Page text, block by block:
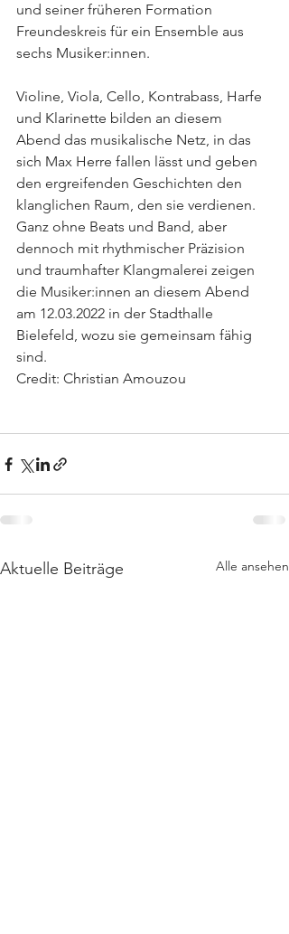
und seiner früheren Formation
Freundeskreis für ein Ensemble aus
sechs Musiker:innen.
Violine, Viola, Cello, Kontrabass, Harfe
und Klarinette bilden an diesem
Abend das musikalische Netz, in das
sich Max Herre fallen lässt und geben
den ergreifenden Geschichten den
klanglichen Raum, den sie verdienen.
Ganz ohne Beats und Band, aber
dennoch mit rhythmischer Präzision
und traumhafter Klangmalerei zeigen
die Musiker:innen an diesem Abend
am 12.03.2022 in der Stadthalle
Bielefeld, wozu sie gemeinsam fähig
sind.
Credit: Christian Amouzou
Aktuelle Beiträge Alle ansehen